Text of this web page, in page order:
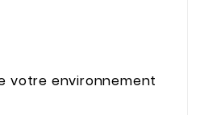
votre environnement